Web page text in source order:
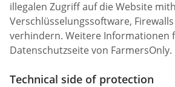
illegalen Zugriff auf die Website
Verschlüsselungssoftware,
verhindern. Weitere Informationen
Datenschutzseite von FarmersOnly.
Technical side of protection